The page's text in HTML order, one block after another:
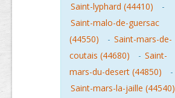
Saint-lyphard (44410)
-
Saint-malo-de-guersac
(44550)
- Saint-mars-de-
coutais (44680)
- Saint-
mars-du-desert (44850)
-
Saint-mars-la-jaille (44540)